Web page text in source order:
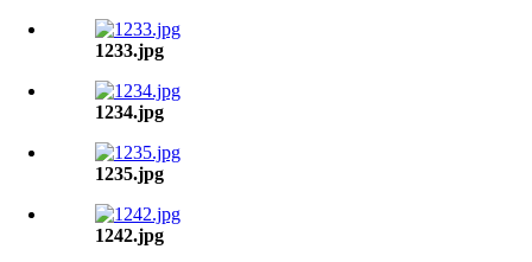
1233.jpg
1234.jpg
1235.jpg
1242.jpg